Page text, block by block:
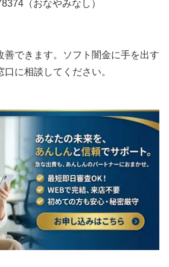
（おなやみなし）
善できます。ソフト闇金に手を出す
に相談してください。